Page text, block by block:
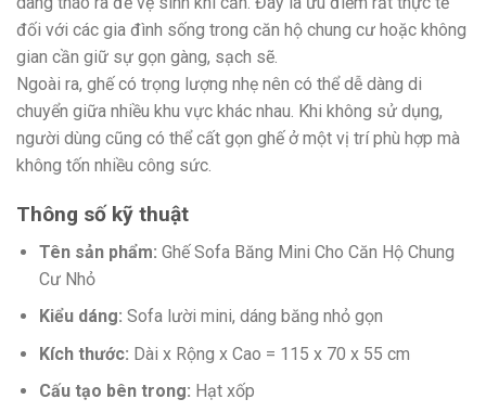
đối với các gia đình sống trong căn hộ chung cư hoặc không
gian cần giữ sự gọn gàng, sạch sẽ.
Ngoài ra, ghế có trọng lượng nhẹ nên có thể dễ dàng di
chuyển giữa nhiều khu vực khác nhau. Khi không sử dụng,
người dùng cũng có thể cất gọn ghế ở một vị trí phù hợp mà
không tốn nhiều công sức.
Thông số kỹ thuật
Tên sản phẩm: Ghế Sofa Băng Mini Cho Căn Hộ Chung
Cư Nhỏ
Kiểu dáng: Sofa lười mini, dáng băng nhỏ gọn
Kích thước: Dài x Rộng x Cao = 115 x 70 x 55 cm
Cấu tạo bên trong: Hạt xốp